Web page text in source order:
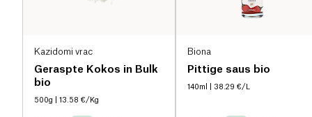
Kazidomi vrac
Geraspte Kokos in Bulk
bio
500g | 13.58 €/Kg
Biona
Pittige saus bio
140ml | 38.29 €/L